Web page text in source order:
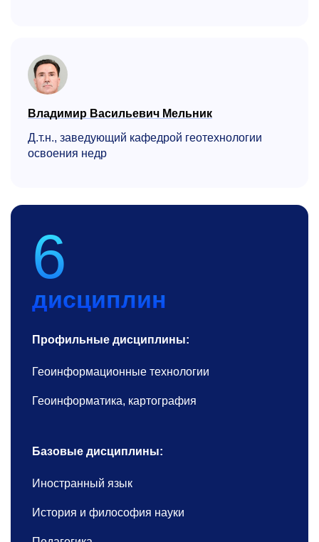
Владимир Васильевич Мельник
Д.т.н., заведующий кафедрой геотехнологии
освоения недр
6
дисциплин
Профильные дисциплины:
Геоинформационные технологии
Геоинформатика, картография
Базовые дисциплины:
Иностранный язык
История и философия науки